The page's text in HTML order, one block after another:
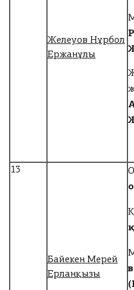
Желеуов Нұрбол
Ержанұлы
13
Байекен Мерей
Ерланқызы